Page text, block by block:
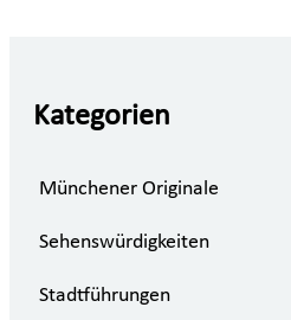
Kategorien
Münchener Originale
Sehenswürdigkeiten
Stadtführungen